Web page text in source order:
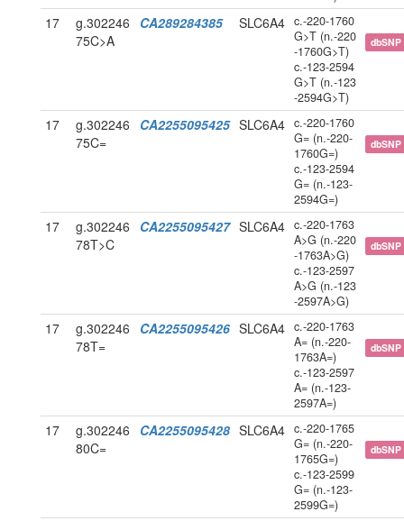
17
g.302246
75C>A
CA289284385 SLC6A4 c.-220-1760
G>T (n.-220
-1760G>T)
c.-123-2594
G>T (n.-123
-2594G>T)
dbSNP
17
g.302246
75C=
CA2255095425 SLC6A4 c.-220-1760
G= (n.-220-
1760G=)
c.-123-2594
G= (n.-123-
2594G=)
dbSNP
17
g.302246
78T>C
CA2255095427 SLC6A4 c.-220-1763
A>G (n.-220
-1763A>G)
c.-123-2597
A>G (n.-123
-2597A>G)
dbSNP
17
g.302246
78T=
CA2255095426 SLC6A4 c.-220-1763
A= (n.-220-
1763A=)
c.-123-2597
A= (n.-123-
2597A=)
dbSNP
17
g.302246
80C=
CA2255095428 SLC6A4 c.-220-1765
G= (n.-220-
1765G=)
c.-123-2599
G= (n.-123-
2599G=)
dbSNP